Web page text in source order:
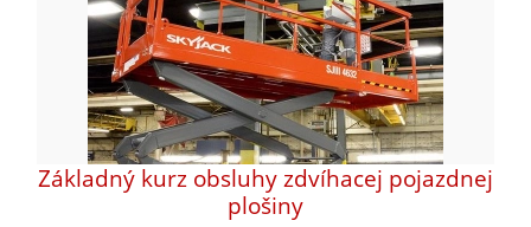
Základný kurz obsluhy zdvíhacej pojazdnej
plošiny